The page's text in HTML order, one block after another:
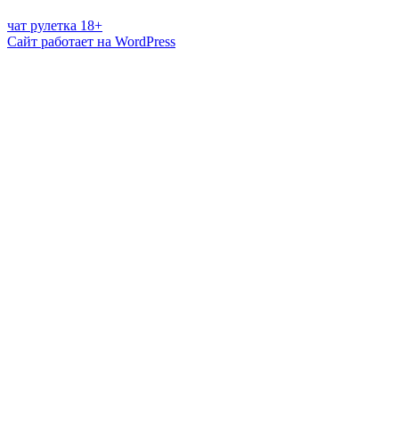
чат рулетка 18+
Сайт работает на WordPress